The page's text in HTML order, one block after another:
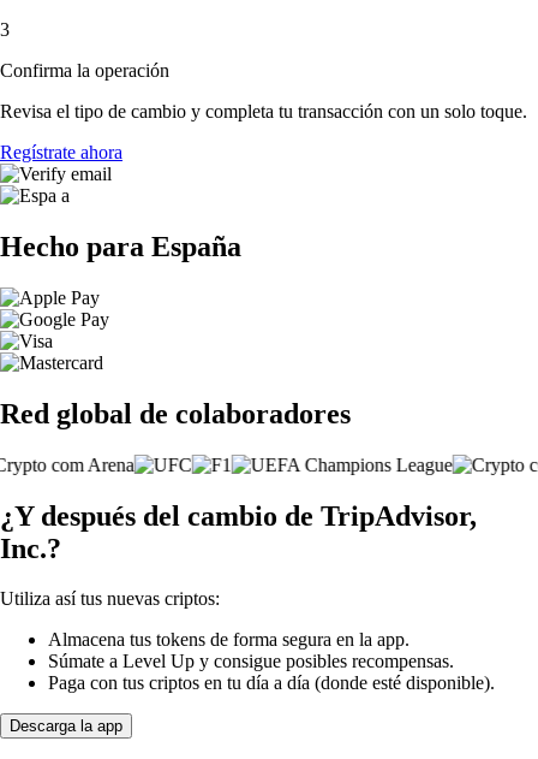
3
Confirma la operación
Revisa el tipo de cambio y completa tu transacción con un solo toque.
Regístrate ahora
Hecho para España
Red global de colaboradores
¿Y después del cambio de TripAdvisor,
Inc.?
Utiliza así tus nuevas criptos:
Almacena tus tokens de forma segura en la app.
Súmate a Level Up y consigue posibles recompensas.
Paga con tus criptos en tu día a día (donde esté disponible).
Descarga la app